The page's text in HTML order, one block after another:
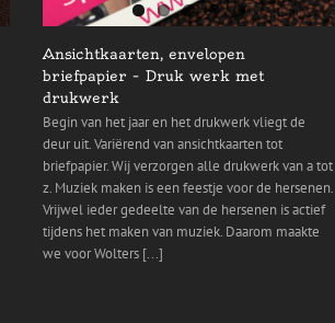
Ansichtkaarten, envelopen
briefpapier – Druk werk met
drukwerk
Begin van het jaar en het drukwerk vliegt de
deur uit. Variërend van ansichtkaarten tot
briefpapier. Wij verzorgen alle drukwerk van a tot
z. Muziek maken is een feestje voor de hersenen.
Vrijwel ieder gedeelte van de hersenen is actief
tijdens het maken van muziek. Daarom maakte
we voor Wolters [...]